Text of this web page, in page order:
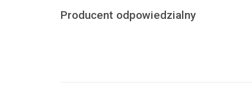
Producent odpowiedzialny